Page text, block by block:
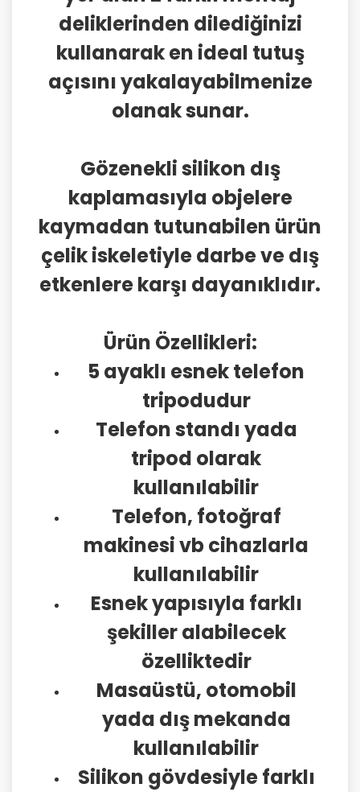
deliklerinden dilediğinizi
kullanarak en ideal tutuş
açısını yakalayabilmenize
olanak sunar.
Gözenekli silikon dış
kaplamasıyla objelere
kaymadan tutunabilen ürün
çelik iskeletiyle darbe ve dış
etkenlere karşı dayanıklıdır.
Ürün Özellikleri:
5 ayaklı esnek telefon
tripodudur
Telefon standı yada
tripod olarak
kullanılabilir
Telefon, fotoğraf
makinesi vb cihazlarla
kullanılabilir
Esnek yapısıyla farklı
şekiller alabilecek
özelliktedir
Masaüstü, otomobil
yada dış mekanda
kullanılabilir
Silikon gövdesiyle farklı